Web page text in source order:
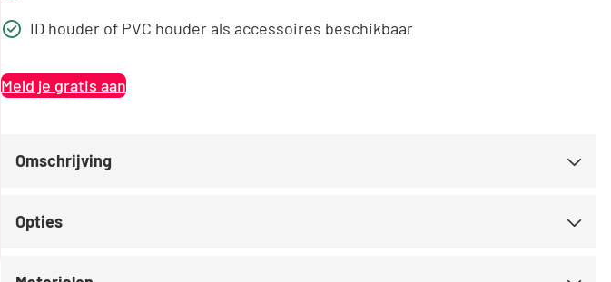
Italia
ID houder of PVC houder als accessoires beschikbaar
Meld je gratis aan
Omschrijving
Opties